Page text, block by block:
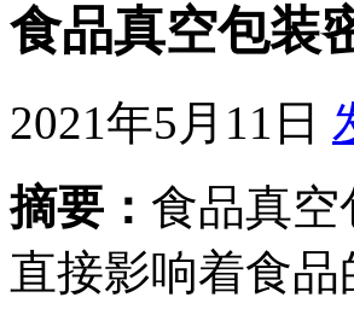
食品真空包装
2021年5月11日
摘要： 食品真
直接影响着食